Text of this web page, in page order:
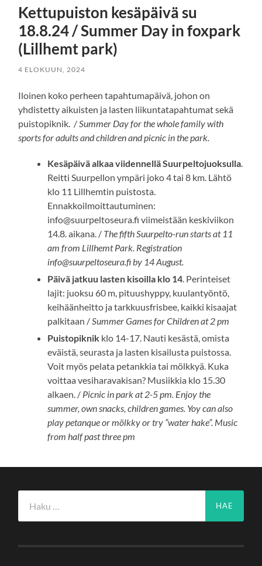
Kettupuiston kesäpäivä su
18.8.24 / Summer Day in foxpark
(Lillhemt park)
4 ELOKUUN, 2024
Iloinen koko perheen tapahtumapäivä, johon on
yhdistetty aikuisten ja lasten liikuntatapahtumat sekä
puistopiknik. / Summer Day for the whole family with
sports for adults and children and picnic in the park.
Kesäpäivä alkaa viidennellä Suurpeltojuoksulla
Reitti Suurpellon ympäri joko 4 tai 8 km. Lähtö
klo 11 Lillhemtin puistosta.
Ennakkoilmoittautuminen:
info@suurpeltoseura.fi viimeistään keskiviikon
14.8. aikana. / The fifth Suurpelto-run starts at 11
am from Lillhemt Park. Registration
info@suurpeltoseura.fi by 14 August.
Päivä jatkuu lasten kisoilla klo 14 . Perinteiset
lajit: juoksu 60 m, pituushyppy, kuulantyöntö,
keihäänheitto ja tarkkuusfrisbee, kaikki kisaajat
palkitaan / Summer Games for Children at 2 pm
Puistopiknik klo 14-17. Nauti kesästä, omista
eväistä, seurasta ja lasten kisailusta puistossa.
Voit myös pelata petankkia tai mölkkyä. Kuka
voittaa vesiharavakisan? Musiikkia klo 15.30
alkaen. / Picnic in park at 2-5 pm. Enjoy the
summer, own snacks, children games. Yoy can also
play petanque or mölkky or try ”water hake”. Music
from half past three pm